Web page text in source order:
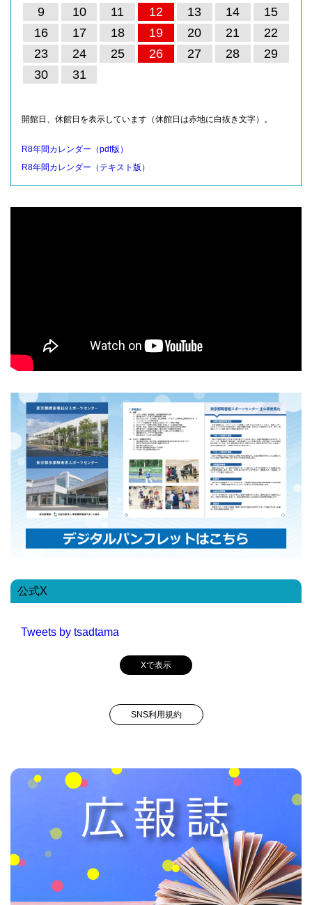
9
10 11 12 13 14
15
16
17 18 19 20 21
22
23
24 25 26 27 28
29
30
31
開館日、休館日を表示しています（休館日は赤地に白抜き文字）。
R8年間カレンダー（pdf版）
R8年間カレンダー（テキスト版）
公式X
Tweets by tsadtama
Xで表示
SNS利用規約